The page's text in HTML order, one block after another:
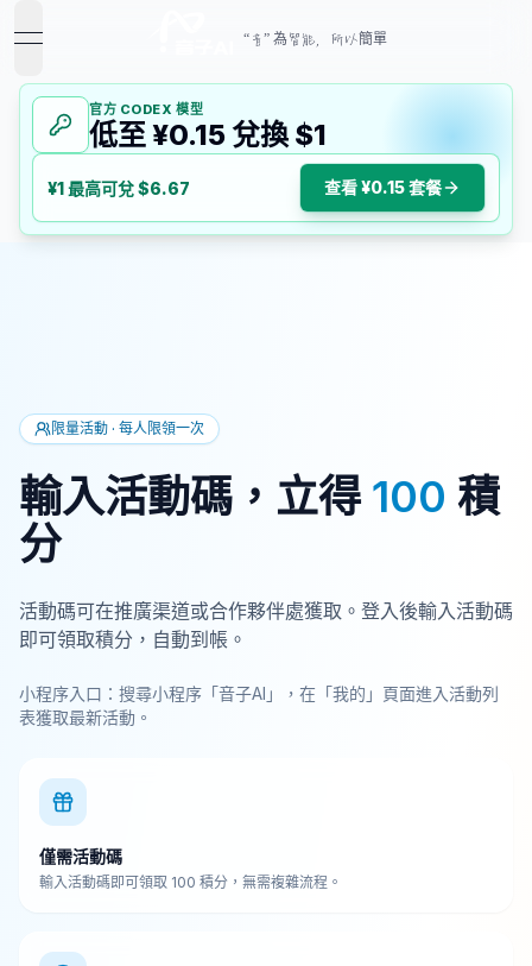
open navigation menu
“音” 為智能，所以簡單
官方 CODEX 模型
低至 ¥0.15 兌換 $1
¥1 最高可兌 $6.67 查看 ¥0.15 套餐
限量活動 · 每人限領一次
輸入活動碼，立得 100 積
分
活動碼可在推廣渠道或合作夥伴處獲取。登入後輸入活動碼
即可領取積分，自動到帳。
小程序入口：搜尋小程序「音子AI」，在「我的」頁面進入活動列
表獲取最新活動。
僅需活動碼
輸入活動碼即可領取 100 積分，無需複雜流程。